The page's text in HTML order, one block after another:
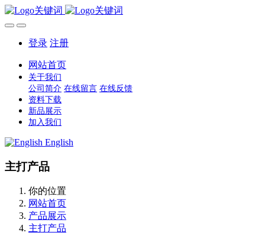
登录 注册
网站首页
关于我们
公司简介 在线留言 在线反馈
资料下载
新品展示
加入我们
English
主打产品
你的位置
网站首页
产品展示
主打产品